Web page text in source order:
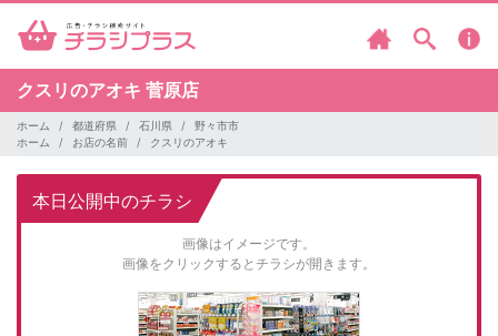
クスリのアオキ 菅原店
ホーム 都道府県 石川県
野々市市
ホーム
お店の名前 クスリのアオキ
本日公開中のチラシ
画像はイメージです。
画像をクリックするとチラシが開きます。